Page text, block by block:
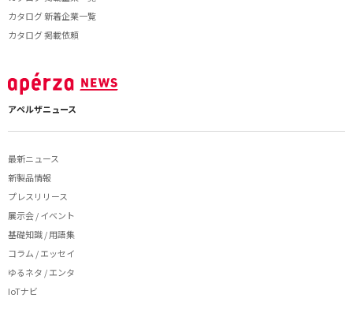
カタログ 新着企業一覧
カタログ 掲載依頼
アペルザニュース
最新ニュース
新製品情報
プレスリリース
展示会 / イベント
基礎知識 / 用語集
コラム / エッセイ
ゆるネタ / エンタ
IoTナビ